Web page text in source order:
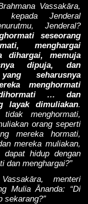
Vassakāra,
kepada Jenderal
Jenderal?
seseorang
menghargai
dihargai, memuja
dipuja, dan
seharusnya
menghormati
… dan
layak dimuliakan.
menghormati,
orang seperti
mereka hormati,
mereka muliakan,
hidup dengan
dan menghargai?”
menteri
Mulia Ānanda: “Di
sekarang?”